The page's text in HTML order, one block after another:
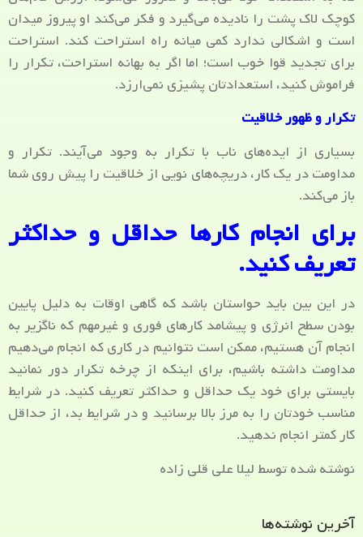
کوچک لاک پشت را نادیده می‌گیرد و فکر می‌کند او پیروز میدان
است و اشکالی ندارد کمی میانه راه استراحت کند. استراحت
برای تجدید قوا خوب است؛ اما اگر به بهانه استراحت، تکرار را
فراموش کنید، استعدادتان پشیزی نمی‌ارزد.
تکرار و ظهور خلاقیت
بسیاری از ایده‌های ناب با تکرار به وجود می‌آیند. تکرار و
مداومت در یک کار، دریچه‌های نویی از خلاقیت را پیش روی شما
باز می‌کند.
برای انجام کارها حداقل و حداکثر
تعریف کنید.
در این بین باید حواستان باشد که گاهی اوقات به دلیل پایین
بودن سطح انرژی و پیشامد کارهای فوری و غیرمهم که ناگزیر به
انجام آن هستیم، ممکن است نتوانیم در کاری که انجام می‌دهیم
مداومت داشته باشیم، برای اینکه از چرخه تکرار دور نمانید
بایستی برای خود یک حداقل و حداکثر تعریف کنید. در شرایط
مناسب خودتان را به مرز بالا برسانید و در شرایط بد، از حداقل
کار کمتر انجام ندهید.
نوشته شده توسط لیلا علی قلی زاده
آخرین نوشته‌ها